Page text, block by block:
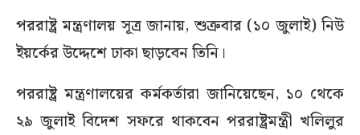
পররাষ্ট্র মন্ত্রণালয় সূত্র জানায়, শুক্রবার (১০ জুলাই) নিউ
ইয়র্কের উদ্দেশে ঢাকা ছাড়বেন তিনি।
পররাষ্ট্র মন্ত্রণালয়ের কর্মকর্তারা জানিয়েছেন, ১০ থেকে
২৯ জুলাই বিদেশ সফরে থাকবেন পররাষ্ট্রমন্ত্রী খলিলুর